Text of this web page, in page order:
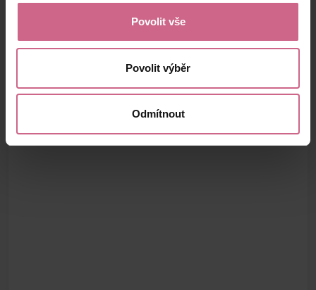
Povolit vše
Povolit výběr
Odmítnout